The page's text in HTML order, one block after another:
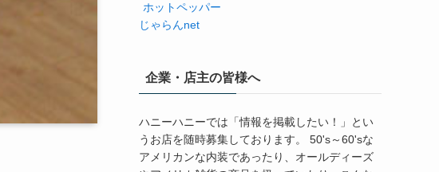
ホットペッパー
じゃらんnet
企業・店主の皆様へ
ハニーハニーでは「情報を掲載したい！」とい
うお店を随時募集しております。 50's～60'sな
アメリカンな内装であったり、オールディーズ